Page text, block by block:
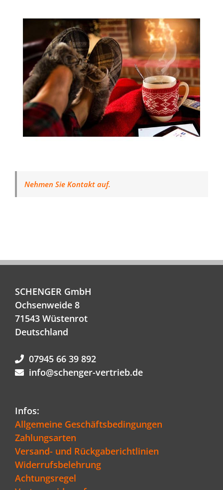
Nehmen Sie Kontakt auf.
SCHENGER GmbH
Ochsenweide 8
71543 Wüstenrot
Deutschland
07945 66 39 892
info@schenger-vertrieb.de
Infos:
Allgemeine Geschäftsbedingungen
Zahlungsarten
Versand- und Rückgaberichtlinien
Widerrufsbelehrung
Achtungsregel